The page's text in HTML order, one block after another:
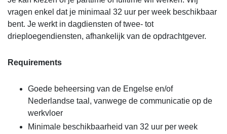
vragen enkel dat je minimaal 32 uur per week beschikbaar
bent. Je werkt in dagdiensten of twee- tot
drieploegendiensten, afhankelijk van de opdrachtgever.
Requirements
Goede beheersing van de Engelse en/of
Nederlandse taal, vanwege de communicatie op de
werkvloer
Minimale beschikbaarheid van 32 uur per week